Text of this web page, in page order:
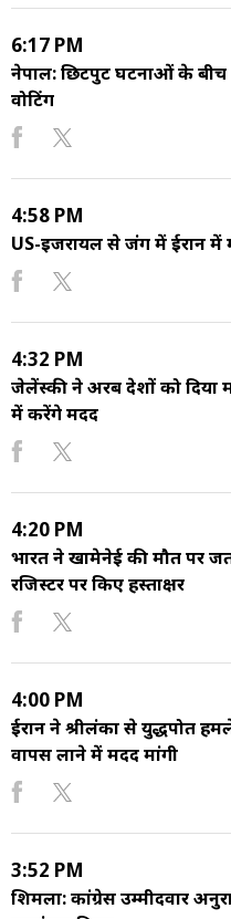
6:17 PM
नेपाल: छिटपुट घटनाओं के बीच
वोटिंग
4:58 PM
US-इजरायल से जंग में ईरान में
4:32 PM
जेलेंस्की ने अरब देशों को दिया
में करेंगे मदद
4:20 PM
भारत ने खामेनेई की मौत पर
रजिस्टर पर किए हस्ताक्षर
4:00 PM
ईरान ने श्रीलंका से युद्धपोत
वापस लाने में मदद मांगी
3:52 PM
शिमला: कांग्रेस उम्मीदवार